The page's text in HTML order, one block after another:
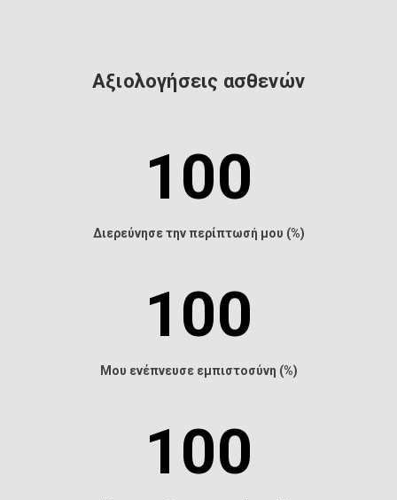
Αξιολογήσεις ασθενών
100
Διερεύνησε την περίπτωσή μου (%)
100
Μου ενέπνευσε εμπιστοσύνη (%)
100